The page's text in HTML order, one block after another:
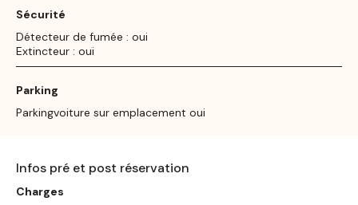
Sécurité
Détecteur de fumée : oui
Extincteur : oui
Parking
Parkingvoiture sur emplacement oui
Infos pré et post réservation
Charges